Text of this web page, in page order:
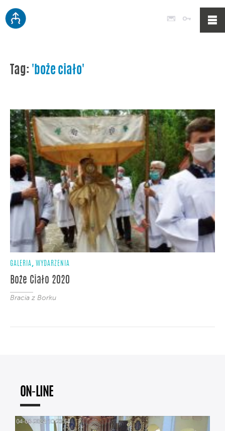
Poczta
Tag: 'boże ciało'
GALERIA, WYDARZENIA
Boże Ciało 2020
Bracia z Borku
ON-LINE